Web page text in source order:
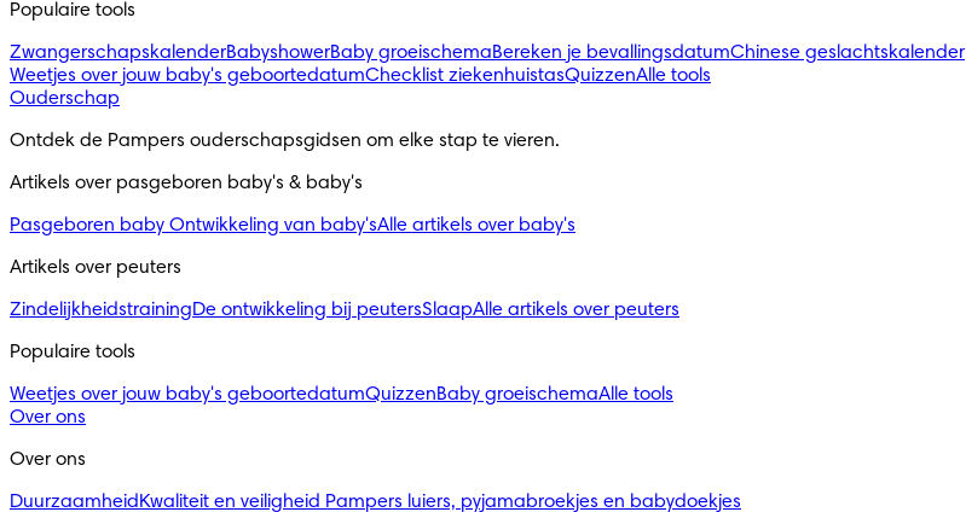
Populaire tools
ZwangerschapskalenderBabyshowerBaby groeischemaBereken je bevallingsdatumChinese geslachtskalender
Weetjes over jouw baby's geboortedatumChecklist ziekenhuistasQuizzenAlle tools
Ouderschap
Ontdek de Pampers ouderschapsgidsen om elke stap te vieren.
Artikels over pasgeboren baby's & baby's
Pasgeboren baby Ontwikkeling van baby'sAlle artikels over baby's
Artikels over peuters
ZindelijkheidstrainingDe ontwikkeling bij peutersSlaapAlle artikels over peuters
Populaire tools
Weetjes over jouw baby's geboortedatumQuizzenBaby groeischemaAlle tools
Over ons
Over ons
Duurzaamheid Kwaliteit en veiligheid Pampers luiers, pyjamabroekjes en babydoekjes